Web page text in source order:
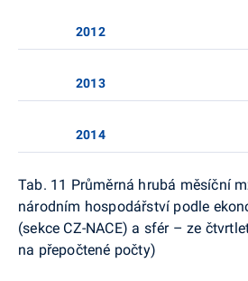
2012
2013
2014
Tab. 11 Průměrná hrubá měsíční
národním hospodářství podle
(sekce CZ-NACE) a sfér – ze
na přepočtené počty)